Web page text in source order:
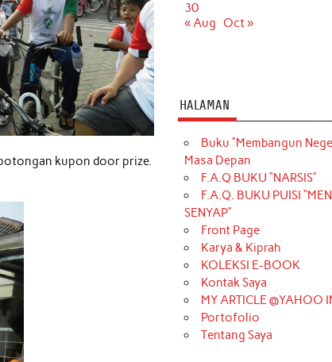
kupon door prize.
30
« Aug
Oct »
HALAMAN
Buku “Membangun
Masa Depan
F.A.Q BUKU “NARSIS”
F.A.Q. BUKU PUISI
SENYAP”
Front Page
Karya & Kiprah
KOLEKSI E-BOOK
Kontak Saya
MY ARTICLE @YAHOO
Portofolio
Tentang Saya